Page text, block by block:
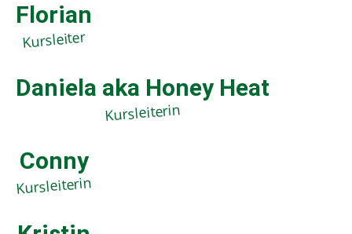
Florian
Kursleiter
Daniela aka Honey Heat
Kursleiterin
Conny
Kursleiterin